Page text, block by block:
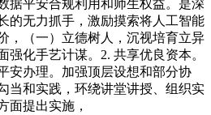
据平安合规利用和师生权益。是深
的无力抓手，激励摸索将人工智能
，（一）立德树人，沉视培育立异
强化手艺计谋。2. 共享优良资本。
安办理。加强顶层设想和部分协
当和实践，环绕讲堂讲授、组织实
面提出实施，